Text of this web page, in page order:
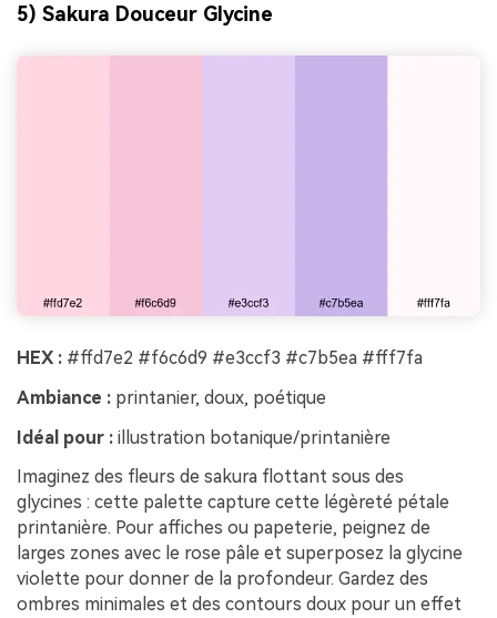
5) Sakura Douceur Glycine
HEX : #ffd7e2 #f6c6d9 #e3ccf3 #c7b5ea #fff7fa
Ambiance : printanier, doux, poétique
Idéal pour : illustration botanique/printanière
Imaginez des fleurs de sakura flottant sous des
glycines : cette palette capture cette légèreté pétale
printanière. Pour affiches ou papeterie, peignez de
larges zones avec le rose pâle et superposez la glycine
violette pour donner de la profondeur. Gardez des
ombres minimales et des contours doux pour un effet